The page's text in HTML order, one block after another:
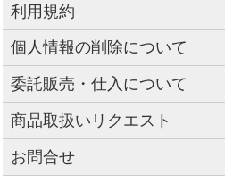
利用規約
個人情報の削除について
委託販売・仕入について
商品取扱いリクエスト
お問合せ